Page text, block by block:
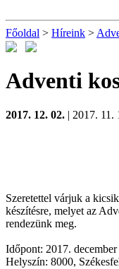
Főoldal > Híreink >
Adventi
2017. 12. 02. | 2017. 11.
Szeretettel várjuk a
készítésre, melyet az
rendezünk meg.
Időpont: 2017.
Helyszín: 8000,